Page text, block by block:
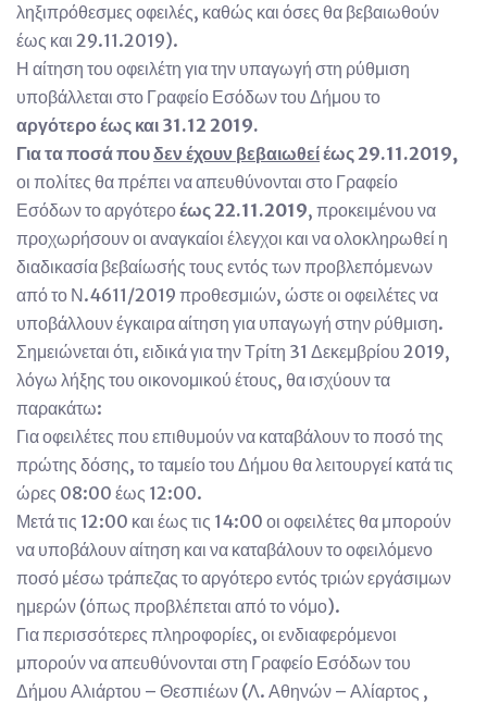
ληξιπρόθεσμες οφειλές, καθώς και όσες θα βεβαιωθούν
έως και 29.11.2019).
Η αίτηση του οφειλέτη για την υπαγωγή στη ρύθμιση
υποβάλλεται στο Γραφείο Εσόδων του Δήμου το
αργότερο έως και 31.12 2019.
Για τα ποσά πουδεν έχουν βεβαιωθείέως 29.11.2019,
οι πολίτες θα πρέπει να απευθύνονται στο Γραφείο
Εσόδων το αργότεροέως 22.11.2019, προκειμένου να
προχωρήσουν οι αναγκαίοι έλεγχοι και να ολοκληρωθεί η
διαδικασία βεβαίωσής τους εντός των προβλεπόμενων
από το Ν.4611/2019 προθεσμιών, ώστε οι οφειλέτες να
υποβάλλουν έγκαιρα αίτηση για υπαγωγή στην ρύθμιση.
Σημειώνεται ότι, ειδικά για την Τρίτη 31 Δεκεμβρίου 2019,
λόγω λήξης του οικονομικού έτους, θα ισχύουν τα
παρακάτω:
Για οφειλέτες που επιθυμούν να καταβάλουν το ποσό της
πρώτης δόσης, το ταμείο του Δήμου θα λειτουργεί κατά τις
ώρες 08:00 έως 12:00.
Μετά τις 12:00 και έως τις 14:00 οι οφειλέτες θα μπορούν
να υποβάλουν αίτηση και να καταβάλουν το οφειλόμενο
ποσό μέσω τράπεζας το αργότερο εντός τριών εργάσιμων
ημερών (όπως προβλέπεται από το νόμο).
Για περισσότερες πληροφορίες, οι ενδιαφερόμενοι
μπορούν να απευθύνονται στη Γραφείο Εσόδων του
Δήμου Αλιάρτου – Θεσπιέων (Λ. Αθηνών – Αλίαρτος ,